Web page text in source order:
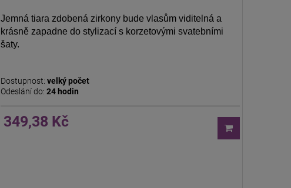
Jemná tiara zdobená zirkony bude vlasům viditelná a
krásně zapadne do stylizací s korzetovými svatebními
šaty.
Dostupnost: velký počet
Odeslání do: 24 hodin
349,38 Kč